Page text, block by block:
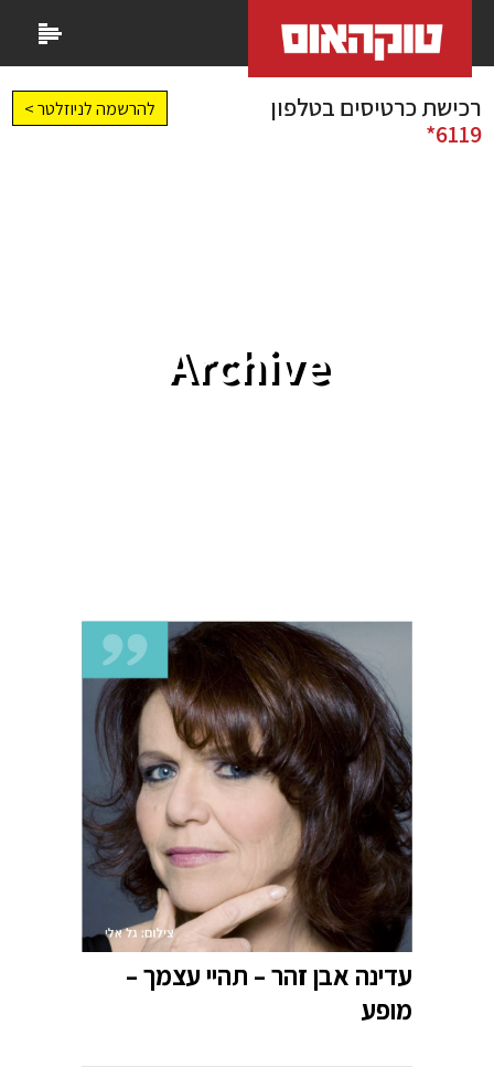
רכישת כרטיסים בטלפון
6119*
להרשמה לניוזלטר >
Archive
עדינה אבן זהר – תהיי עצמך –
מופע